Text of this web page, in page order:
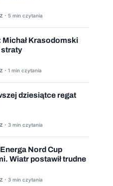
· 5 min czytania
Michał Krasodomski
straty
· 1 min czytania
dziesiątce regat
· 3 min czytania
Nord Cup
Wiatr postawił trudne
· 3 min czytania